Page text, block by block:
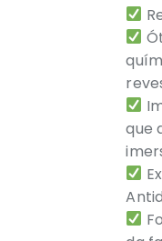
que